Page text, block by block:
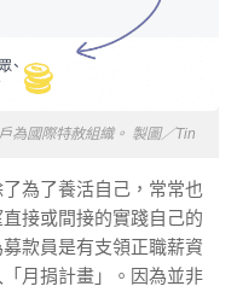
為國際特赦組織。 製圖／Tin
為了養活自己，常常也
直接或間接的實踐自己的
款員是有支領正職薪資
月捐計畫」。因為並非